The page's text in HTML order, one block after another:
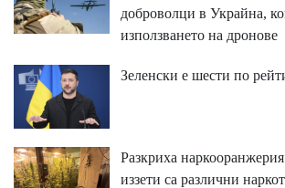
доброволци в Украйна,
използването на дронове
Зеленски е шести по
Разкриха
иззети са различни